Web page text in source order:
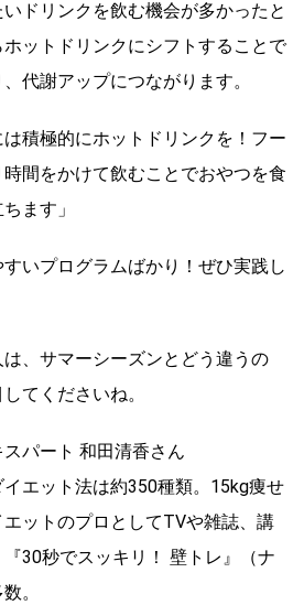
いドリンクを飲む機会が多かったと
ットドリンクにシフトすることで
代謝アップにつながります。
積極的にホットドリンクを！フー
間をかけて飲むことでおやつを食
ます」
いプログラムばかり！ぜひ実践し
、サマーシーズンとどう違うの
てくださいね。
パート 和田清香さん
エット法は約350種類。15kg痩せ
ットのプロとしてTVや雑誌、講
30秒でスッキリ！ 壁トレ』（ナ
。